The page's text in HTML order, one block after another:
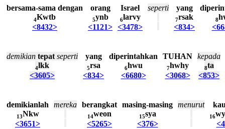
bersama-sama dengan
4Kwtb
<8432>
orang
5ynb
<1121>
Israel
6larvy
<3478>
seperti yang
7rsak
<834>
8
demikian tepat seperti
4lkk
<3605>
yang
5rsa
<834>
diperintahkan
6hwu
<6680>
TUHAN
7hwhy
<3068>
kepada
8ta
<853>
demikianlah
13Nkw
<3651>
mereka berangkat
14weon
<5265>
masing-masing
15sya
<376>
menurut
16